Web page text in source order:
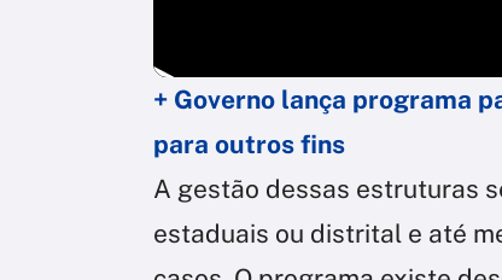
+ Governo lança programa
para outros fins
A gestão dessas estruturas
estaduais ou distrital e até